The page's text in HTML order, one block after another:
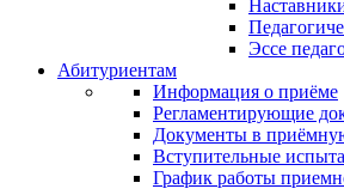
Эссе
Абитуриентам
Информация о приёме
Регламентирующие
Документы в
Вступительные
График работы